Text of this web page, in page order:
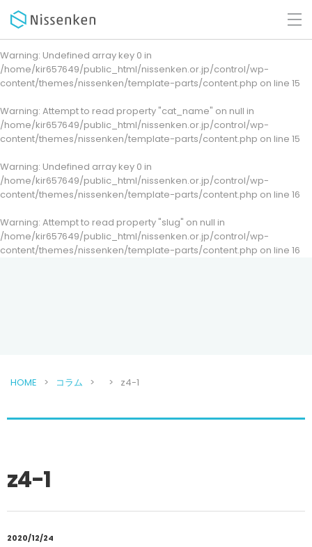
Warning: Undefined array key 0 in
/home/kir657649/public_html/nissenken.or.jp/control/wp-
content/themes/nissenken/template-parts/content.php on line 15
Warning: Attempt to read property "cat_name" on null in
/home/kir657649/public_html/nissenken.or.jp/control/wp-
content/themes/nissenken/template-parts/content.php on line 15
Warning: Undefined array key 0 in
/home/kir657649/public_html/nissenken.or.jp/control/wp-
content/themes/nissenken/template-parts/content.php on line 16
Warning: Attempt to read property "slug" on null in
/home/kir657649/public_html/nissenken.or.jp/control/wp-
content/themes/nissenken/template-parts/content.php on line 16
HOME コラム z4-1
z4-1
2020/12/24